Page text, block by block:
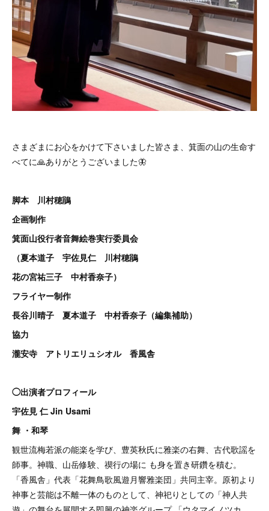
さまざまにお心をかけて下さいました皆さま、箕面の山の生命す
べてに🙏ありがとうございました🦋
脚本 川村穂鵑
企画制作
箕面山役行者音舞絵巻実行委員会
（夏本道子 宇佐見仁 川村穂鵑
花の宮祐三子 中村香奈子）
フライヤー制作
長谷川晴子 夏本道子 中村香奈子（編集補助）
協力
瀧安寺 アトリエリュシオル 香風舎
◯出演者プロフィール
宇佐見 仁 Jin Usami
舞 ・和琴
観世流梅若派の能楽を学び、豊英秋氏に雅楽の右舞、古代歌謡を
師事。神職、山岳修験、禊行の場に も身を置き研鑽を積む。
「香風舎」代表「花舞鳥歌風遊月響雅楽団」共同主宰。原初より
神事と芸能は不離一体のものとして、神祀りとしての「神人共